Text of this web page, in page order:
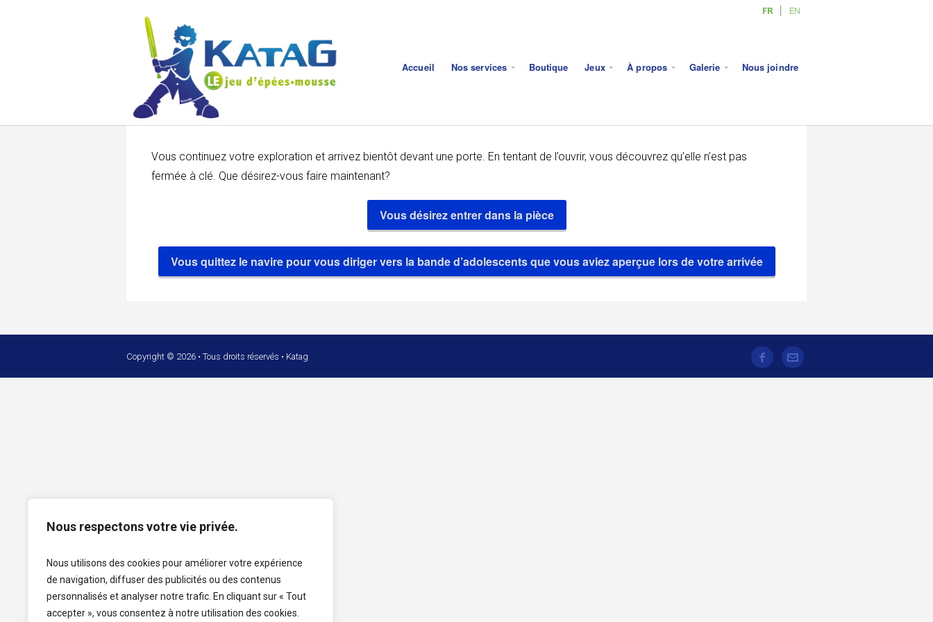
Nous respectons votre vie privée.
Nous utilisons des cookies pour améliorer votre expérience
de navigation, diffuser des publicités ou des contenus
personnalisés et analyser notre trafic. En cliquant sur « Tout
accepter », vous consentez à notre utilisation des cookies.
FR EN
Accueil Nos services Boutique Jeux À propos Galerie Nous joindre
Vous continuez votre exploration et arrivez bientôt devant une porte. En tentant de l’ouvrir, vous découvrez qu’elle n’est pas
fermée à clé. Que désirez-vous faire maintenant?
Vous désirez entrer dans la pièce
Vous quittez le navire pour vous diriger vers la bande d’adolescents que vous aviez aperçue lors de votre arrivée
Copyright © 2026 • Tous droits réservés • Katag